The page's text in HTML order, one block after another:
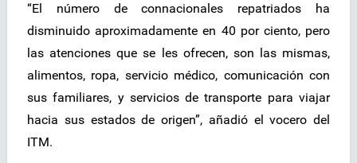
“El número de connacionales repatriados ha
disminuido aproximadamente en 40 por ciento, pero
las atenciones que se les ofrecen, son las mismas,
alimentos, ropa, servicio médico, comunicación con
sus familiares, y servicios de transporte para viajar
hacia sus estados de origen”, añadió el vocero del
ITM.